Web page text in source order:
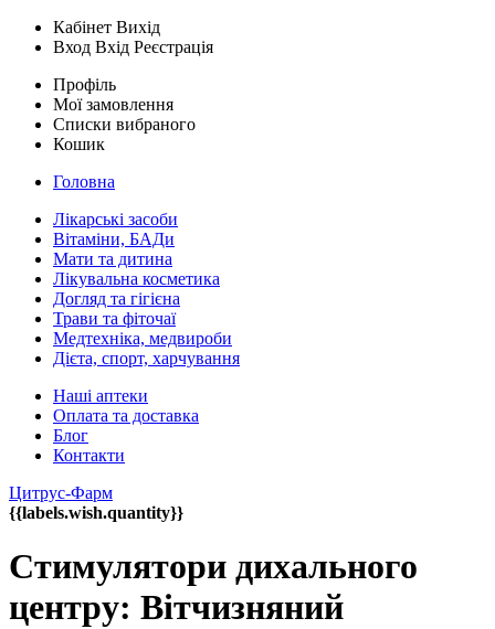
Кабінет Вихід
Вход Вхід Реєстрація
Профіль
Мої замовлення
Списки вибраного
Кошик
Головна
Лікарські засоби
Вітаміни, БАДи
Мати та дитина
Лікувальна косметика
Догляд та гігієна
Трави та фіточаї
Медтехніка, медвироби
Дієта, спорт, харчування
Наші аптеки
Оплата та доставка
Блог
Контакти
Цитрус-Фарм
{{labels.wish.quantity}}
Стимулятори дихального
центру: Вітчизняний